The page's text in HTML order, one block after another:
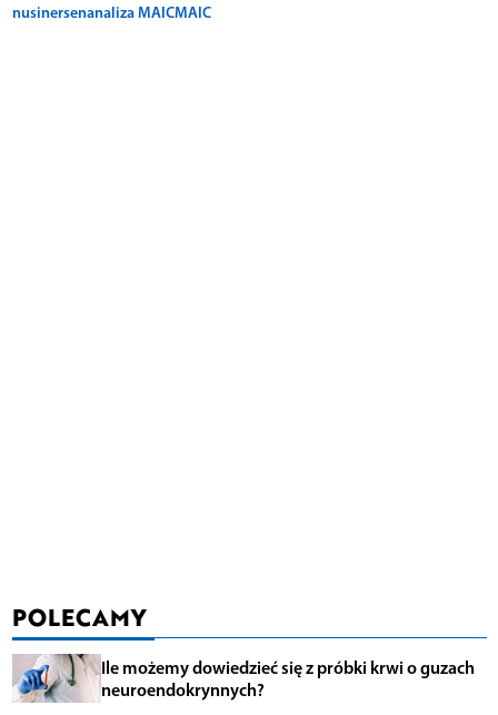
nusinersenanaliza MAICMAIC
POLECAMY
Ile możemy dowiedzieć się z próbki krwi o guzach
neuroendokrynnych?